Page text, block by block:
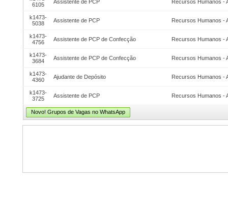
6105
Assistente de PCP Recursos Humanos -
k1473-
5038
Assistente de PCP Recursos Humanos -
k1473-
4756
Assistente de PCP de Confecção Recursos Humanos -
k1473-
3684
Assistente de PCP de Confecção Recursos Humanos -
k1473-
4360
Ajudante de Depósito Recursos Humanos -
k1473-
3725
Assistente de PCP Recursos Humanos -
Novo! Grupos de Vagas no WhatsApp